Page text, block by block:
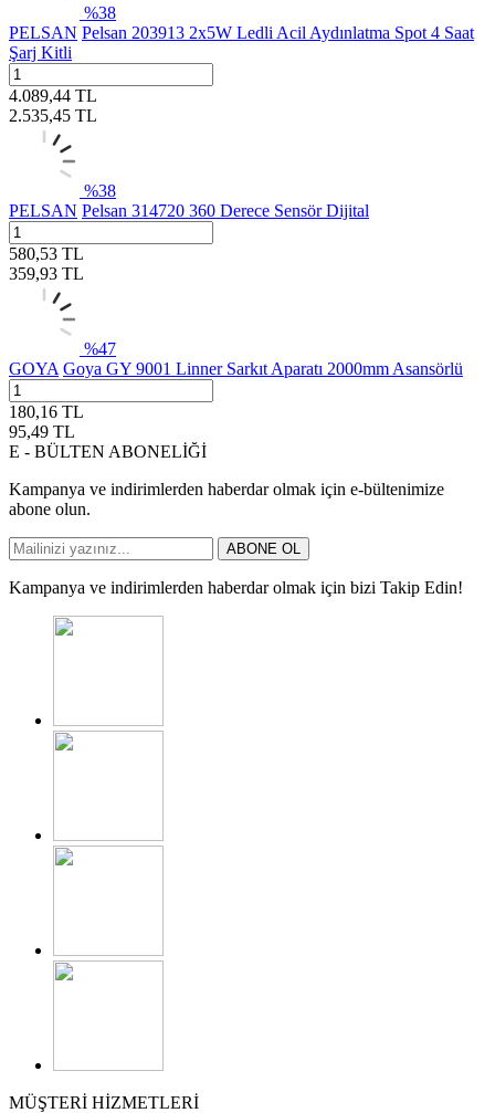
%38
PELSAN Pelsan 203913 2x5W Ledli Acil Aydınlatma Spot 4 Saat
Şarj Kitli
4.089,44 TL
2.535,45 TL
%38
PELSAN Pelsan 314720 360 Derece Sensör Dijital
580,53 TL
359,93 TL
%47
GOYA Goya GY 9001 Linner Sarkıt Aparatı 2000mm Asansörlü
180,16 TL
95,49 TL
E - BÜLTEN ABONELİĞİ
Kampanya ve indirimlerden haberdar olmak için e-bültenimize
abone olun.
ABONE OL
Kampanya ve indirimlerden haberdar olmak için bizi Takip Edin!
MÜŞTERİ HİZMETLERİ